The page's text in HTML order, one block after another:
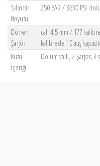
Silindir
Boyutu
250 BAR / 3630 PSI
Döner
Şarjör
cal. 4,5 mm /.177
kalibrede 10 atış
Kutu
İçeriği
Dolum valfi, 2 Şarjör, 3